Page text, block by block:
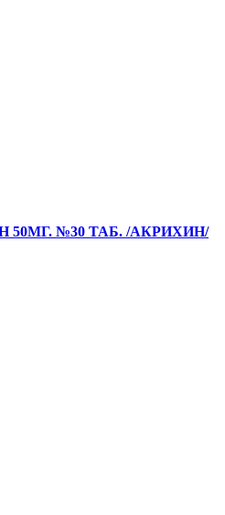
№30 ТАБ. /АКРИХИН/